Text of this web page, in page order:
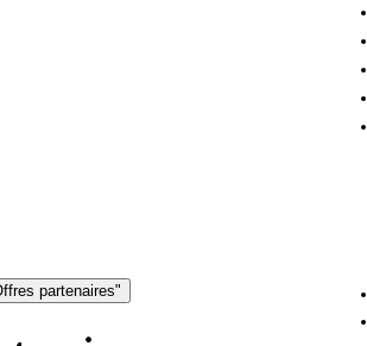
partenaires"